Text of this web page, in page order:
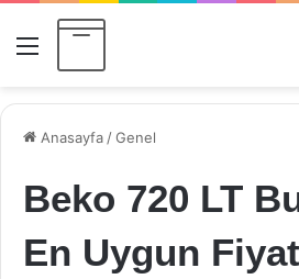
Menü
Anasayfa /Genel
Beko 720 LT
En Uygun